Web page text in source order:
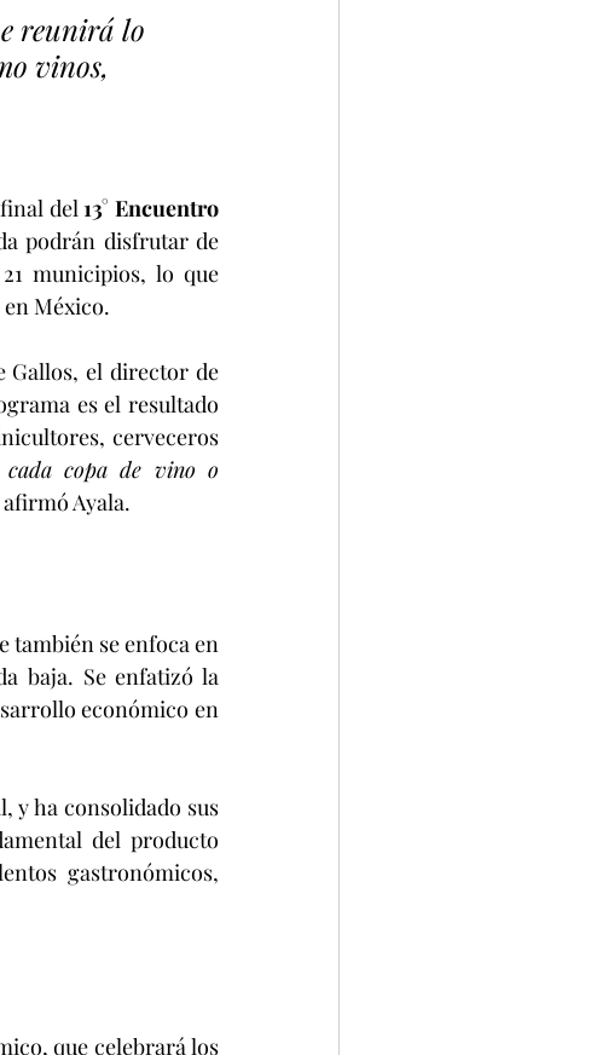
reunirá lo
vinos,
final del 13° Encuentro
podrán disfrutar de
municipios, lo que
México.
Gallos, el director de
es el resultado
cerveceros
cada copa de vino o
Ayala.
también se enfoca en
baja. Se enfatizó la
económico en
y ha consolidado sus
del producto
gastronómicos,
que celebrará los